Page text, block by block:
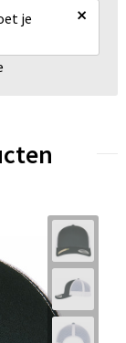
je
×